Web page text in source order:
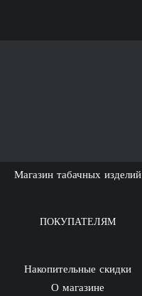
Магазин табачных изделий
ПОКУПАТЕЛЯМ
Накопительные скидки
О магазине